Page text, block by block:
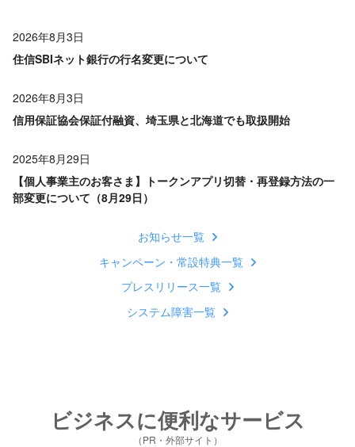
2026年8月3日
住信SBIネット銀行の行名変更について
2026年8月3日
信用保証協会保証付融資、埼玉県と北海道でも取扱開始
2025年8月29日
【個人事業主のお客さま】トークンアプリ切替・再登録方法の一
部変更について（8月29日）
お知らせ一覧
キャンペーン・常設特典一覧
プレスリリース一覧
システム障害一覧
ビジネスに便利なサービス
（PR・外部サイト）